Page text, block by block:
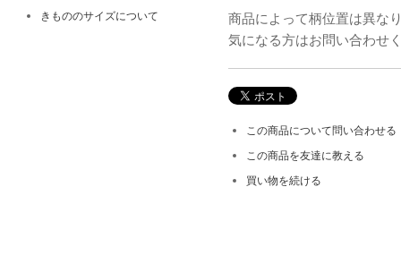
商品によって柄位置は異な
気になる方はお問い合わせ
この商品について問い合わせる
この商品を友達に教える
買い物を続ける
きもののサイズについて